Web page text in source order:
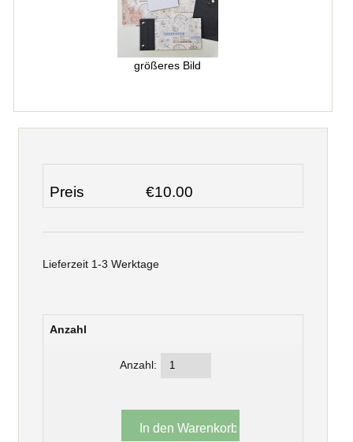
größeres Bild
Preis €10.00
Lieferzeit 1-3 Werktage
Anzahl
Anzahl: